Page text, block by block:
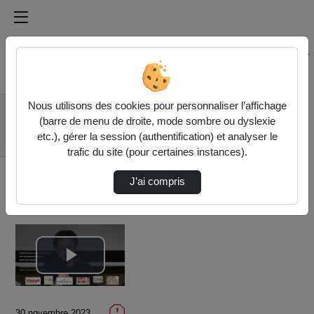
Médiathèque de l'université Paris
Rechercher un média sur Médiathèque de l'université
Accueil
Vidéos
François Jarrige :
Penser les enjeux
Lire
la
Nous utilisons des cookies pour personnaliser l’affichage
(barre de menu de droite, mode sombre ou dyslexie
etc.), gérer la session (authentification) et analyser le
trafic du site (pour certaines instances).
J’ai compris